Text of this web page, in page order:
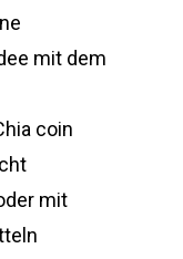
mit dem
coin
mit